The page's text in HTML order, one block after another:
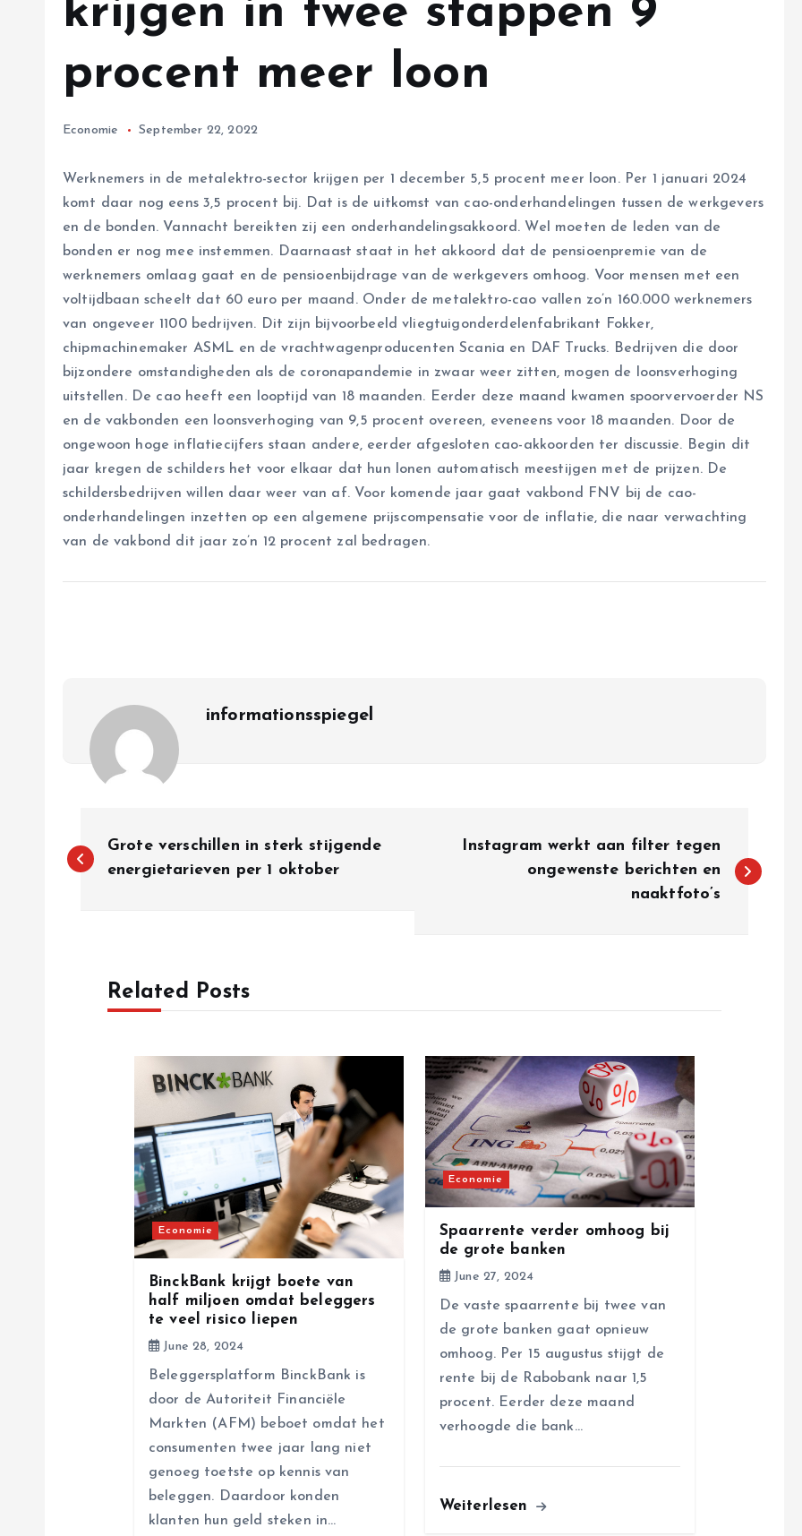
krijgen in twee stappen 9
procent meer loon
Economie September 22, 2022
Werknemers in de metalektro-sector krijgen per 1 december 5,5 procent meer loon. Per 1 januari 2024
komt daar nog eens 3,5 procent bij. Dat is de uitkomst van cao-onderhandelingen tussen de werkgevers
en de bonden. Vannacht bereikten zij een onderhandelingsakkoord. Wel moeten de leden van de
bonden er nog mee instemmen. Daarnaast staat in het akkoord dat de pensioenpremie van de
werknemers omlaag gaat en de pensioenbijdrage van de werkgevers omhoog. Voor mensen met een
voltijdbaan scheelt dat 60 euro per maand. Onder de metalektro-cao vallen zo’n 160.000 werknemers
van ongeveer 1100 bedrijven. Dit zijn bijvoorbeeld vliegtuigonderdelenfabrikant Fokker,
chipmachinemaker ASML en de vrachtwagenproducenten Scania en DAF Trucks. Bedrijven die door
bijzondere omstandigheden als de coronapandemie in zwaar weer zitten, mogen de loonsverhoging
uitstellen. De cao heeft een looptijd van 18 maanden. Eerder deze maand kwamen spoorvervoerder NS
en de vakbonden een loonsverhoging van 9,5 procent overeen, eveneens voor 18 maanden. Door de
ongewoon hoge inflatiecijfers staan andere, eerder afgesloten cao-akkoorden ter discussie. Begin dit
jaar kregen de schilders het voor elkaar dat hun lonen automatisch meestijgen met de prijzen. De
schildersbedrijven willen daar weer van af. Voor komende jaar gaat vakbond FNV bij de cao-
onderhandelingen inzetten op een algemene prijscompensatie voor de inflatie, die naar verwachting
van de vakbond dit jaar zo’n 12 procent zal bedragen.
informationsspiegel
o
Grote verschillen in sterk stijgende
energietarieven per 1 oktober
Instagram werkt aan filter tegen
ongewenste berichten en
naaktfoto’s
Related Posts
Economie
BinckBank krijgt boete van
half miljoen omdat beleggers
te veel risico liepen
June 28, 2024
Beleggersplatform BinckBank is
door de Autoriteit Financiële
Markten (AFM) beboet omdat het
consumenten twee jaar lang niet
genoeg toetste op kennis van
beleggen. Daardoor konden
klanten hun geld steken in…
Economie
Spaarrente verder omhoog bij
de grote banken
June 27, 2024
De vaste spaarrente bij twee van
de grote banken gaat opnieuw
omhoog. Per 15 augustus stijgt de
rente bij de Rabobank naar 1,5
procent. Eerder deze maand
verhoogde die bank…
Weiterlesen